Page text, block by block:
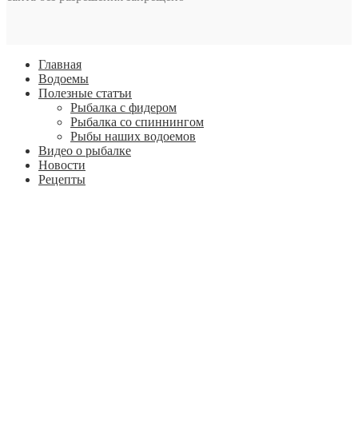
Главная
Водоемы
Полезные статъи
Рыбалка с фидером
Рыбалка со спиннингом
Рыбы наших водоемов
Видео о рыбалке
Новости
Рецепты